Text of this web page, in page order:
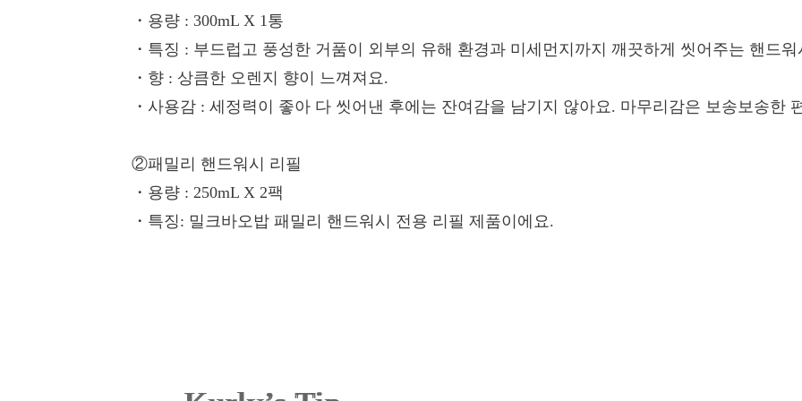
・용량 : 300mL X 1통
・특징 : 부드럽고 풍성한 거품이 외부의 유해 환경과 미세먼지까지 깨끗하게 씻어주는 핸드워
・향 : 상큼한 오렌지 향이 느껴져요.
・사용감 : 세정력이 좋아 다 씻어낸 후에는 잔여감을 남기지 않아요. 마무리감은 보송보송한
②패밀리 핸드워시 리필
・용량 : 250mL X 2팩
・특징: 밀크바오밥 패밀리 핸드워시 전용 리필 제품이에요.